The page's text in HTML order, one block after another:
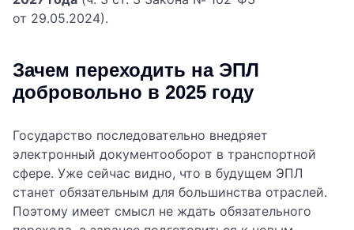
от 29.05.2024).
Зачем переходить на ЭПЛ
добровольно в 2025 году
Государство последовательно внедряет
электронный документооборот в транспортной
сфере. Уже сейчас видно, что в будущем ЭПЛ
станет обязательным для большинства отраслей.
Поэтому имеет смысл не ждать обязательного